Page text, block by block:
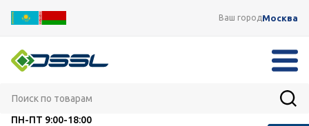
Ваш городМосква
ПН-ПТ 9:00-18:00